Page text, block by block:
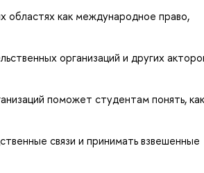
областях как международное право,
организаций и других
поможет студентам понять, как
связи и принимать взвешенные